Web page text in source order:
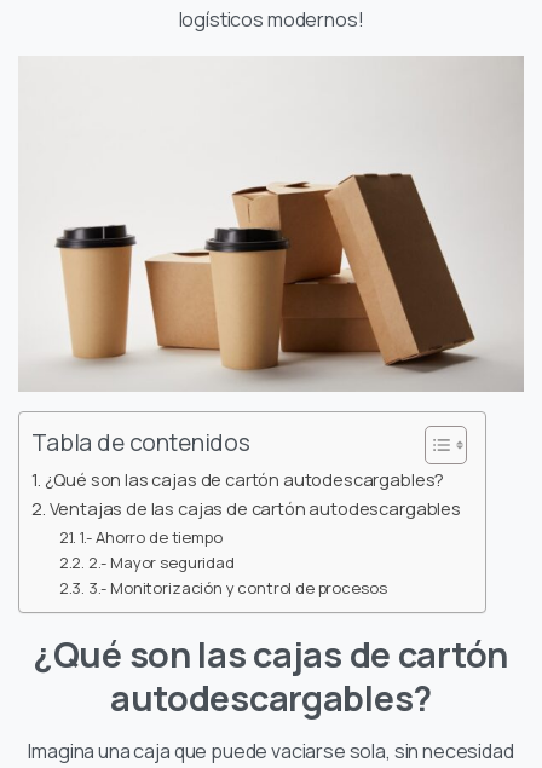
logísticos modernos!
Tabla de contenidos
¿Qué son las cajas de cartón autodescargables?
Ventajas de las cajas de cartón autodescargables
1.- Ahorro de tiempo
2.- Mayor seguridad
3.- Monitorización y control de procesos
¿Qué son las cajas de cartón
autodescargables?
Imagina una caja que puede vaciarse sola, sin necesidad